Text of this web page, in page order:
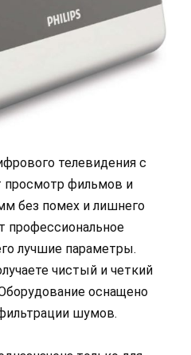
телевидения с
просмотр фильмов и
без помех и лишнего
профессиональное
лучшие параметры.
чистый и четкий
оснащено
шумов.